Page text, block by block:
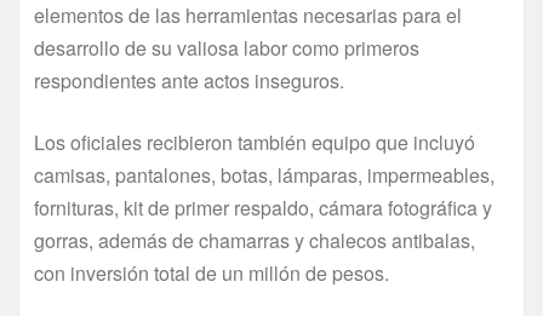
elementos de las herramientas necesarias para el
desarrollo de su valiosa labor como primeros
respondientes ante actos inseguros.
Los oficiales recibieron también equipo que incluyó
camisas, pantalones, botas, lámparas, impermeables,
fornituras, kit de primer respaldo, cámara fotográfica y
gorras, además de chamarras y chalecos antibalas,
con inversión total de un millón de pesos.